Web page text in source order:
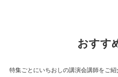
おすす
特集ごとにいちおしの講演会講師をご紹